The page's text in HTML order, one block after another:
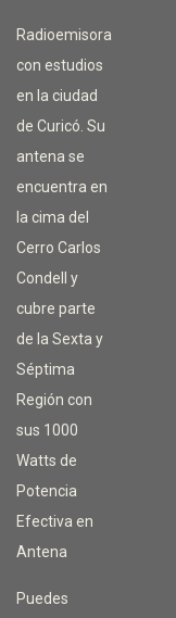
Radioemisora
con estudios
en la ciudad
de Curicó. Su
antena se
encuentra en
la cima del
Cerro Carlos
Condell y
cubre parte
de la Sexta y
Séptima
Región con
sus 1000
Watts de
Potencia
Efectiva en
Antena
Puedes